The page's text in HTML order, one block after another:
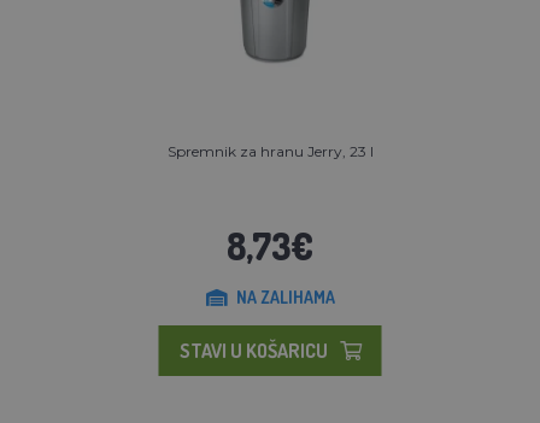
Spremnik za hranu Jerry, 23 l
8,73€
NA ZALIHAMA
STAVI U KOŠARICU